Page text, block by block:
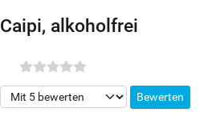
Caipi, alkoholfrei
Bitte bewerten